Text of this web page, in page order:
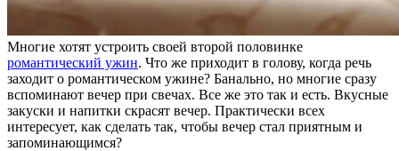
Многие хотят устроить своей второй половинке
романтический ужин. Что же приходит в голову, когда речь
заходит о романтическом ужине? Банально, но многие сразу
вспоминают вечер при свечах. Все же это так и есть. Вкусные
закуски и напитки скрасят вечер. Практически всех
интересует, как сделать так, чтобы вечер стал приятным и
запоминающимся?